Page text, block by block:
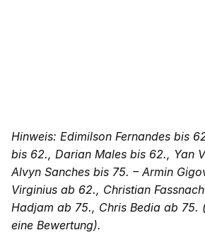
Hinweis: Edimilson Fernandes bis
bis 62., Darian Males bis 62., Yan
Alvyn Sanches bis 75. – Armin
Virginius ab 62., Christian
Hadjam ab 75., Chris Bedia ab 75.
eine Bewertung).